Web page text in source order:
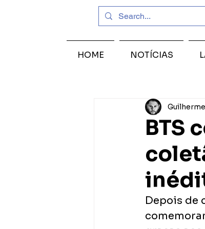
BTS
Depois de
HOME NOTÍCIAS